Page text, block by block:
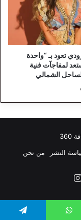
تعود بـ “واحدة
لمفاجآت فنية
الشمالي
النشر من نحن